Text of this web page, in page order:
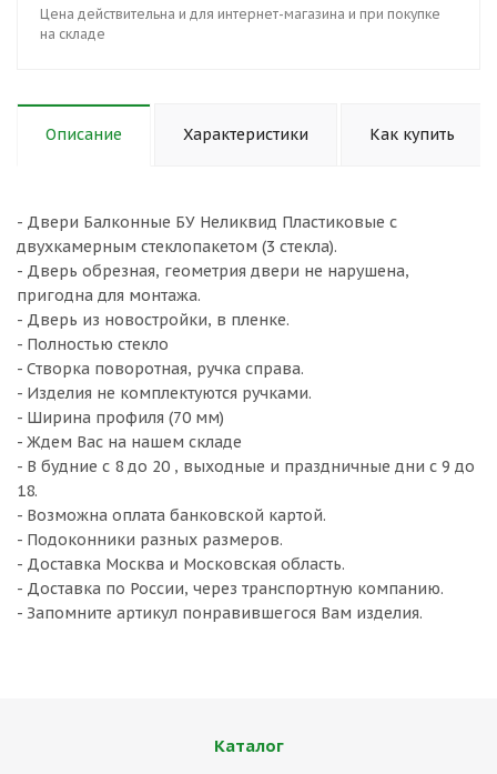
Цена действительна и для интернет-магазина и при покупке
на складе
Описание Характеристики Как купить
- Двери Балконные БУ Неликвид Пластиковые с
двухкамерным стеклопакетом (3 стекла).
- Дверь обрезная, геометрия двери не нарушена,
пригодна для монтажа.
- Дверь из новостройки, в пленке.
- Полностью стекло
- Створка поворотная, ручка справа.
- Изделия не комплектуются ручками.
- Ширина профиля (70 мм)
- Ждем Вас на нашем складе
- В будние с 8 до 20 , выходные и праздничные дни с 9 до
18.
- Возможна оплата банковской картой.
- Подоконники разных размеров.
- Доставка Москва и Московская область.
- Доставка по России, через транспортную компанию.
- Запомните артикул понравившегося Вам изделия.
Каталог